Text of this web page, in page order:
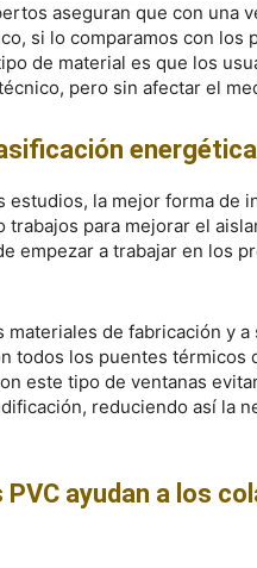
aseguran que con una
si lo comparamos con
de material es que los
pero sin afectar el
estudios, la mejor forma de
trabajos para mejorar el
empezar a trabajar en los
materiales de fabricación y
todos los puentes
este tipo de ventanas
reduciendo así la
PVC ayudan a los